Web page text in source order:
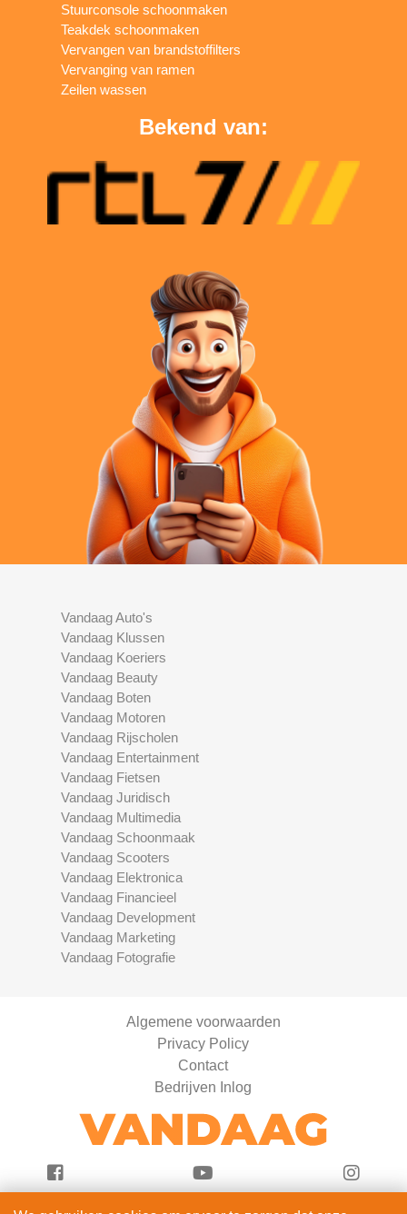
Stuurconsole schoonmaken
Teakdek schoonmaken
Vervangen van brandstoffilters
Vervanging van ramen
Zeilen wassen
Bekend van:
Vandaag Auto's
Vandaag Klussen
Vandaag Koeriers
Vandaag Beauty
Vandaag Boten
Vandaag Motoren
Vandaag Rijscholen
Vandaag Entertainment
Vandaag Fietsen
Vandaag Juridisch
Vandaag Multimedia
Vandaag Schoonmaak
Vandaag Scooters
Vandaag Elektronica
Vandaag Financieel
Vandaag Development
Vandaag Marketing
Vandaag Fotografie
Algemene voorwaarden
Privacy Policy
Contact
Bedrijven Inlog